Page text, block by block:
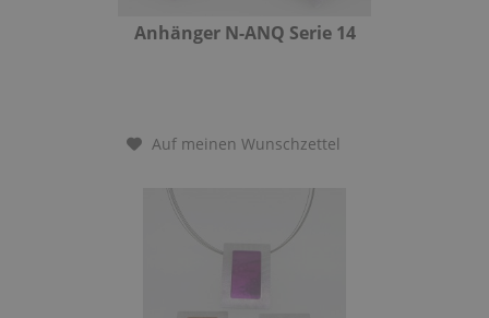
Anhänger N-ANQ Serie 14
Auf meinen Wunschzettel